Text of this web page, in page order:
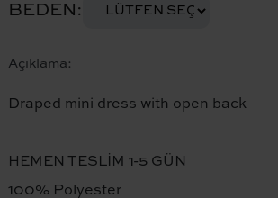
BEDEN
Açıklama:
Draped mini dress with open back
HEMEN TESLİM 1-5 GÜN
100% Polyester